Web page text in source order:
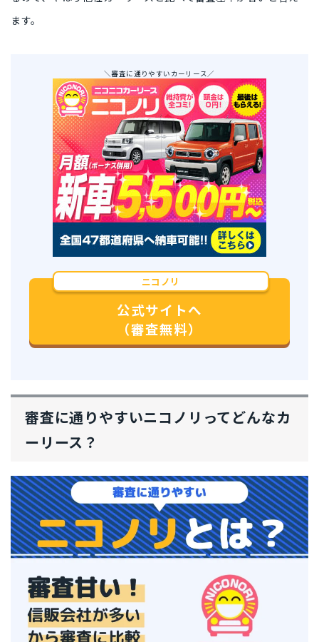
ます。
＼審査に通りやすいカーリース／
ニコノリ
公式サイトへ
（審査無料）
審査に通りやすいニコノリってどんなカ
ーリース？